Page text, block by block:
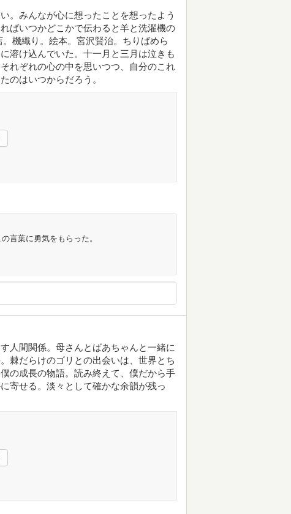
。みんなが心に想ったことを想ったよう
ばいつかどこかで伝わると羊と洗濯機の
機織り。絵本。宮沢賢治。ちりばめら
溶け込んでいた。十一月と三月は泣きも
れぞれの心の中を思いつつ、自分のこれ
のはいつからだろう。
言葉に勇気をもらった。
人間関係。母さんとばあちゃんと一緒に
棘だらけのゴリとの出会いは、世界とち
の成長の物語。読み終えて、僕だから手
寄せる。淡々として確かな余韻が残っ